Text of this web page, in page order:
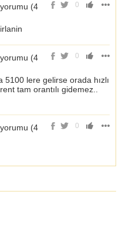
0
yorumu (4
0
yorumu (4
5100 lere gelirse orada hızlı
tam orantılı gidemez..
0
yorumu (4